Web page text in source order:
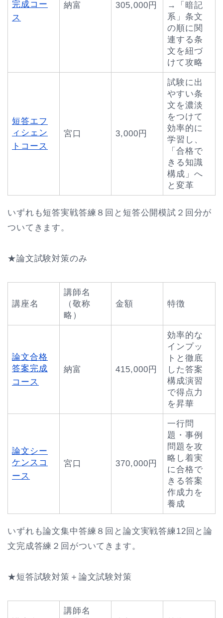
完成コー
ス
納富 305,000円
→「暗記
系」条文
の順に関
連する条
文を紐づ
けて攻略
短答エフ
ィシェン
トコース
宮口 3,000円
試験に出
やすい条
文を濃淡
をつけて
効率的に
学習し、
「合格で
きる知識
構成」へ
と変革
いずれも短答実戦答練８回と短答公開模試２回分が
ついてきます。
★論文試験対策のみ
講座名
講師名
（敬称
略）
金額 特徴
論文合格
答案完成
コース
納富 415,000円
効率的な
インプッ
トと徹底
した答案
構成演習
で得点力
を昇華
論文シー
ケンスコ
ース
宮口 370,000円
一行問
題・事例
問題を攻
略し着実
に合格で
きる答案
作成力を
養成
いずれも論文集中答練８回と論文実戦答練12回と論
文完成答練２回がついてきます。
★短答試験対策＋論文試験対策
講師名